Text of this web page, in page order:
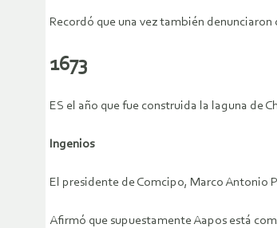
Recordó que una vez también
1673
ES el año que fue construida la laguna de
Ingenios
El presidente de Comcipo, Marco Antonio
Afirmó que supuestamente Aapos está